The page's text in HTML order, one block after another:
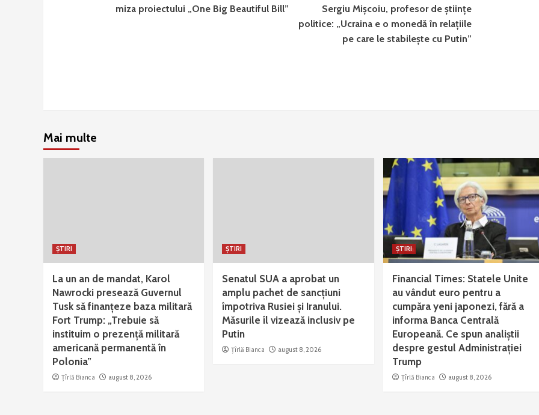
miza proiectului „One Big Beautiful Bill”
Sergiu Mișcoiu, profesor de științe
politice: „Ucraina e o monedă în relațiile
pe care le stabilește cu Putin”
Mai multe
ȘTIRI
La un an de mandat, Karol
Nawrocki presează Guvernul
Tusk să finanțeze baza militară
Fort Trump: „Trebuie să
instituim o prezență militară
americană permanentă în
Polonia”
Țîrlă Bianca august 8, 2026
ȘTIRI
Senatul SUA a aprobat un
amplu pachet de sancțiuni
împotriva Rusiei și Iranului.
Măsurile îl vizează inclusiv pe
Putin
Țîrlă Bianca august 8, 2026
ȘTIRI
Financial Times: Statele Unite
au vândut euro pentru a
cumpăra yeni japonezi, fără a
informa Banca Centrală
Europeană. Ce spun analiștii
despre gestul Administrației
Trump
Țîrlă Bianca august 8, 2026